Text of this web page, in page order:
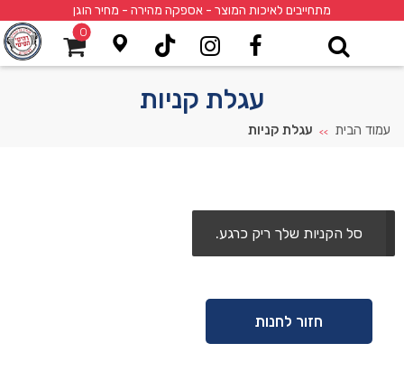
מתחייבים לאיכות המוצר - אספקה מהירה - מחיר הוגן
0
עגלת קניות
עמוד הבית >> עגלת קניות
סל הקניות שלך ריק כרגע.
חזור לחנות